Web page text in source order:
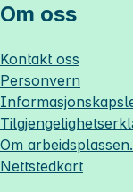
Om oss
Kontakt oss
Personvern
Om
Nettstedkart